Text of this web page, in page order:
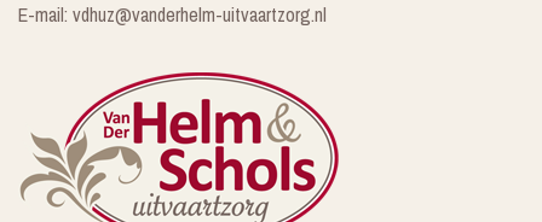
E-mail: vdhuz@vanderhelm-uitvaartzorg.nl